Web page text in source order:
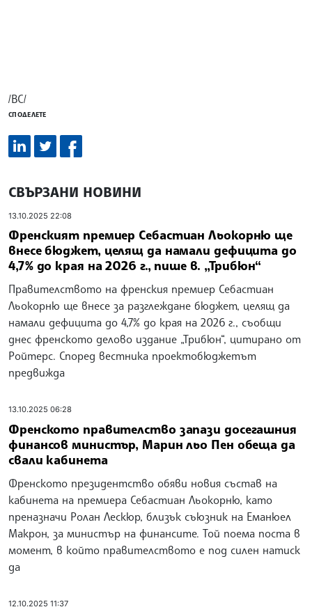
/ВС/
СПОДЕЛЕТЕ
СВЪРЗАНИ НОВИНИ
13.10.2025 22:08
Френският премиер Себастиан Льокорню ще
внесе бюджет, целящ да намали дефицита до
4,7% до края на 2026 г., пише в. „Трибюн“
Правителството на френския премиер Себастиан
Льокорню ще внесе за разглеждане бюджет, целящ да
намали дефицита до 4,7% до края на 2026 г., съобщи
днес френското делово издание „Трибюн“, цитирано от
Ройтерс. Според вестника проектобюджетът
предвижда
13.10.2025 06:28
Френското правителство запази досегашния
финансов министър, Марин льо Пен обеща да
свали кабинета
Френското президентство обяви новия състав на
кабинета на премиера Себастиан Льокорню, като
преназначи Ролан Лескюр, близък съюзник на Еманюел
Макрон, за министър на финансите. Той поема поста в
момент, в който правителството е под силен натиск
да
12.10.2025 11:37